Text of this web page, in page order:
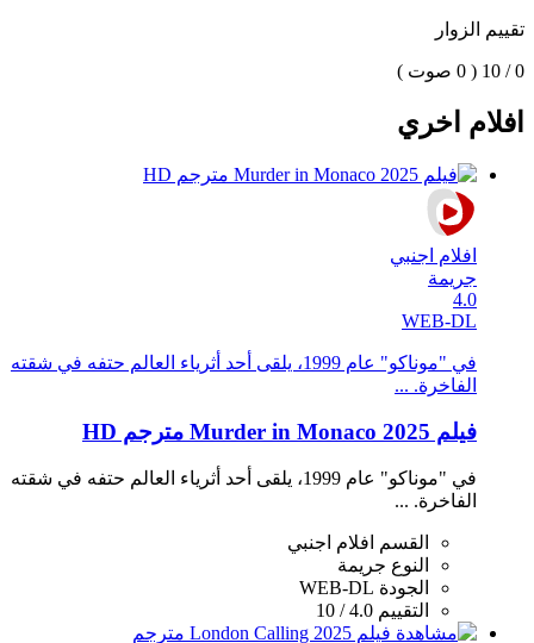
تقييم الزوار
0 / 10 ( 0 صوت )
افلام اخري
افلام اجنبي
جريمة
4.0
WEB-DL
في "موناكو" عام 1999، يلقى أحد أثرياء العالم حتفه في شقته
الفاخرة. ...
فيلم Murder in Monaco 2025 مترجم HD
في "موناكو" عام 1999، يلقى أحد أثرياء العالم حتفه في شقته
الفاخرة. ...
القسم
افلام اجنبي
النوع جريمة
الجودة WEB-DL
التقييم 4.0 / 10